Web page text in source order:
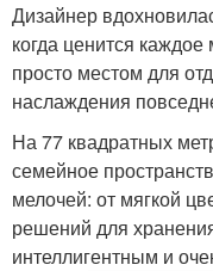
Дизайнер
когда ценится
просто местом для
наслаждения
На 77 квадратных
семейное
мелочей: от мягкой
решений для
интеллигентным и